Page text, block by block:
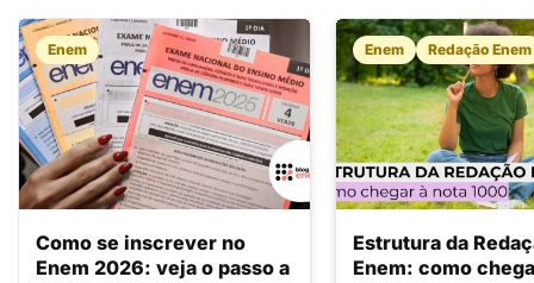
Enem
Como se inscrever no
Enem 2026: veja o passo a
Enem Redação Enem
Estrutura da
Enem: como